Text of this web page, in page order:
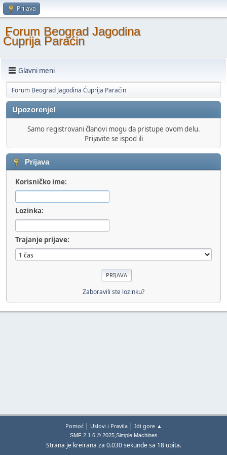
Prijava
Forum Beograd Jagodina
Ćuprija Paraćin
Glavni meni
Forum Beograd Jagodina Ćuprija Paraćin
Upozorenje!
Samo registrovani članovi mogu da pristupe ovom delu.
Prijavite se ispod ili
Prijava
Korisničko ime:
Lozinka:
Trajanje prijave:
Zaboravili ste lozinku?
Pomoć| Uslovi i Pravila| Idi gore ▲
SMF 2.1.6 © 2025,Simple Machines
Strana je kreirana za 0.030 sekunde sa 18 upita.